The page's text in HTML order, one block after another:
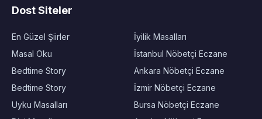
Dost Siteler
En Güzel Şiirler
Masal Oku
Bedtime Story
Bedtime Story
Uyku Masalları
İyilik Masalları
İstanbul Nöbetçi Eczane
Ankara Nöbetçi Eczane
İzmir Nöbetçi Eczane
Bursa Nöbetçi Eczane